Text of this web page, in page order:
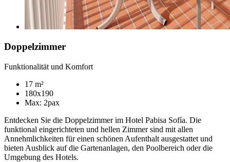
Doppelzimmer
Funktionalität und Komfort
17 m²
180x190
Max: 2pax
Entdecken Sie die Doppelzimmer im Hotel Pabisa Sofía. Die
funktional eingerichteten und hellen Zimmer sind mit allen
Annehmlichkeiten für einen schönen Aufenthalt ausgestattet und
bieten Ausblick auf die Gartenanlagen, den Poolbereich oder die
Umgebung des Hotels.